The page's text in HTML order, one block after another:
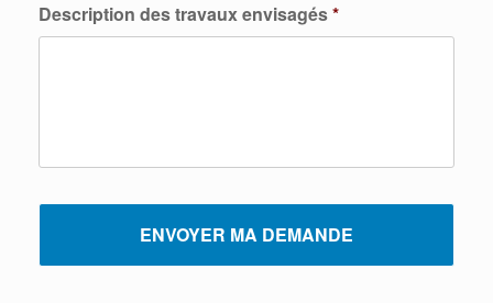
Description des travaux envisagés*